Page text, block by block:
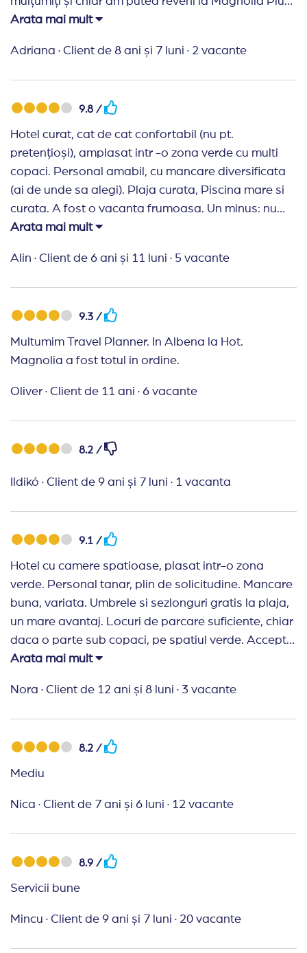
celor de la aceasta agentie.
Recomand Travelplanner:
plecăm în vacanță cu Traveling Planner. Le
amabilitate și nu în ultimul rând seriozitatea cu care
își tratează clienții. Recomand cu drag această
agenție și cu siguranță vom reveni pentru viitoarele
vacanțe.
Arata mai mult
Adriana · Client de 8 ani și 7 luni · 2 vacante
9.8 /
Hotel curat, cat de cat confortabil (nu pt.
pretențioși), amplasat intr -o zona verde cu multi
copaci. Personal amabil, cu mancare diversificata
(ai de unde sa alegi). Plaja curata, Piscina mare si
curata. A fost o vacanta frumoasa. Un minus: nu
mai au frigider in camera, iar televizoarele sunt un
10 cu felicitari. Multumim.
Arata mai mult
Alin · Client de 6 ani și 11 luni · 5 vacante
9.3 /
Multumim Travel Planner. In Albena la Hot.
Magnolia a fost totul in ordine.
Oliver · Client de 11 ani · 6 vacante
8.2 /
Ildikó · Client de 9 ani și 7 luni · 1 vacanta
9.1 /
Hotel cu camere spatioase, plasat intr-o zona
verde. Personal tanar, plin de solicitudine. Mancare
buna, variata. Umbrele si sezlonguri gratis la plaja,
un mare avantaj. Locuri de parcare suficiente, chiar
daca o parte sub copaci, pe spatiul verde. Accepta
animale de companie talie mica, contracost ( 20
raport calitate-pret mai mult decat avantajos. Un
serviciile ganditi-va cati bani ati scos din buzunar.
Nu poti plati pentru 3 stele si sa ai pretentii la
Recomand Travelplanner:
Bineinteles ca am uitat voucerele acasa, dar
era 15 august, adica zi libera. Multumim!
Arata mai mult
Nora · Client de 12 ani și 8 luni · 3 vacante
8.2 /
Mediu
Nica · Client de 7 ani și 6 luni · 12 vacante
8.9 /
Servicii bune
Mincu · Client de 9 ani și 7 luni · 20 vacante